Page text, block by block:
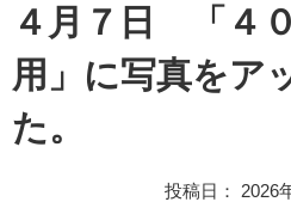
４月７日 「４
用」に写真をア
た。
投稿日： 2026